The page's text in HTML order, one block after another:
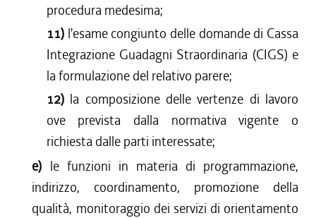
procedura medesima;
11) l'esame congiunto delle domande di Cassa
Integrazione Guadagni Straordinaria (CIGS) e
la formulazione del relativo parere;
12) la composizione delle vertenze di lavoro
ove prevista dalla normativa vigente o
richiesta dalle parti interessate;
e) le funzioni in materia di programmazione,
indirizzo, coordinamento, promozione della
qualità, monitoraggio dei servizi di orientamento